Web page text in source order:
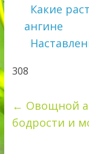
Какие
ангине
308
← Овощной
бодрости и